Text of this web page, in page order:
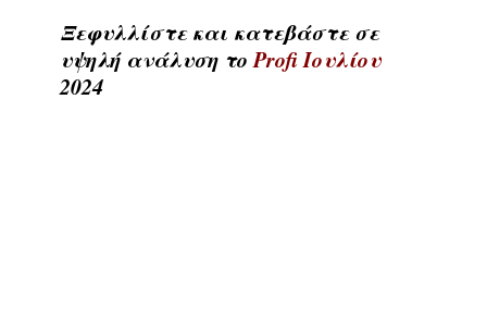
Ξεφυλλίστε και κατεβάστε σε
υψηλή ανάλυση τοProfi Ιουλίου
2024